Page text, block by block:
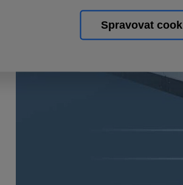
Spravovat